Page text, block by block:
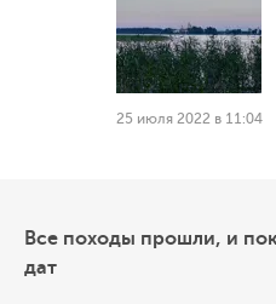
25 июля 2022 в 11:04
Все походы прошли, и
дат